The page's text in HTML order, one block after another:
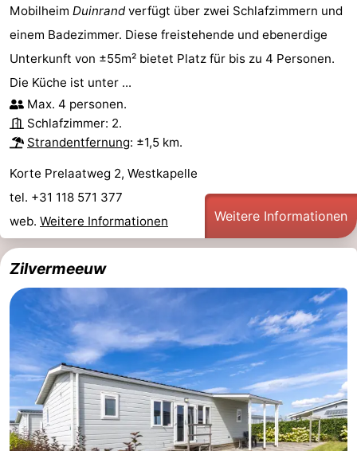
Mobilheim Duinrandverfügt über zwei Schlafzimmern und
einem Badezimmer. Diese freistehende und ebenerdige
Unterkunft von ±55m² bietet Platz für bis zu 4 Personen.
Die Küche ist unter ...
Max. 4 personen.
Schlafzimmer: 2.
Strandentfernung: ±1,5 km.
Korte Prelaatweg 2, Westkapelle
tel. +31 118 571 377
web. Weitere Informationen Weitere Informationen
Zilvermeeuw